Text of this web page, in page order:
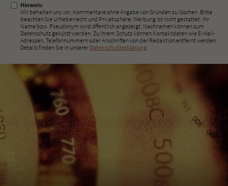
Hinweis:
Wir behalten uns vor, Kommentare ohne Angabe von Gründen zu löschen. Bitte
beachten Sie Urheberrecht und Privatsphäre; Werbung ist nicht gestattet. Ihr
Name bzw. Pseudonym wird öffentlich angezeigt; Nachnamen können zum
Datenschutz gekürzt werden. Zu Ihrem Schutz können Kontaktdaten wie E-Mail-
Adressen, Telefonnummern oder Anschriften von der Redaktion entfernt werden.
Details finden Sie in unserer Datenschutzerklärung